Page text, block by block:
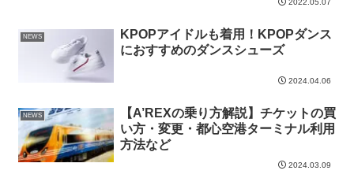
2022.05.07
NEWS
KPOPアイドルも着用！KPOPダンス
におすすめのダンスシューズ
2024.04.06
NEWS
【A’REXの乗り方解説】チケットの買
い方・変更・都心空港ターミナル利用
方法など
2024.03.09